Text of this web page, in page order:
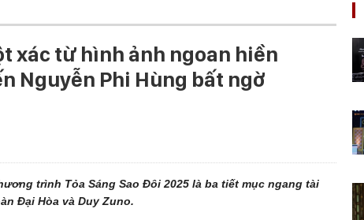
xác từ hình ảnh ngoan hiền
Nguyễn Phi Hùng bất ngờ
trình Tỏa Sáng Sao Đôi 2025 là ba tiết mục ngang tài
Đại Hòa và Duy Zuno.